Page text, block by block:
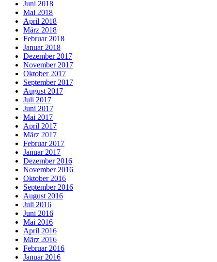
Juni 2018
Mai 2018
April 2018
März 2018
Februar 2018
Januar 2018
Dezember 2017
November 2017
Oktober 2017
September 2017
August 2017
Juli 2017
Juni 2017
Mai 2017
April 2017
März 2017
Februar 2017
Januar 2017
Dezember 2016
November 2016
Oktober 2016
September 2016
August 2016
Juli 2016
Juni 2016
Mai 2016
April 2016
März 2016
Februar 2016
Januar 2016